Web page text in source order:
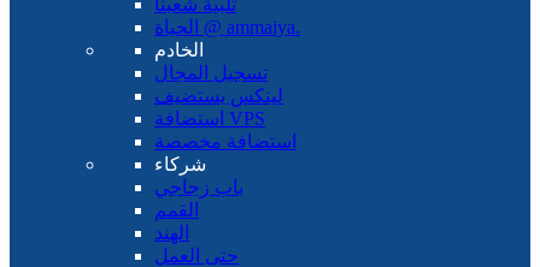
تلبية شعبنا
الحياة @ ammaiya.
الخادم
تسجيل المجال
لينكس يستضيف
استضافة VPS
استضافة مخصصة
شركاء
باب زجاجي
القمم
الهند
حتى العمل